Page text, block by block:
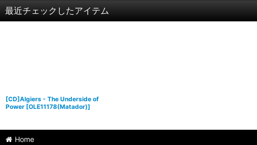
最近チェックしたアイテム
[CD]Algiers - The Underside of
Power [OLE11178(Matador)]
Home